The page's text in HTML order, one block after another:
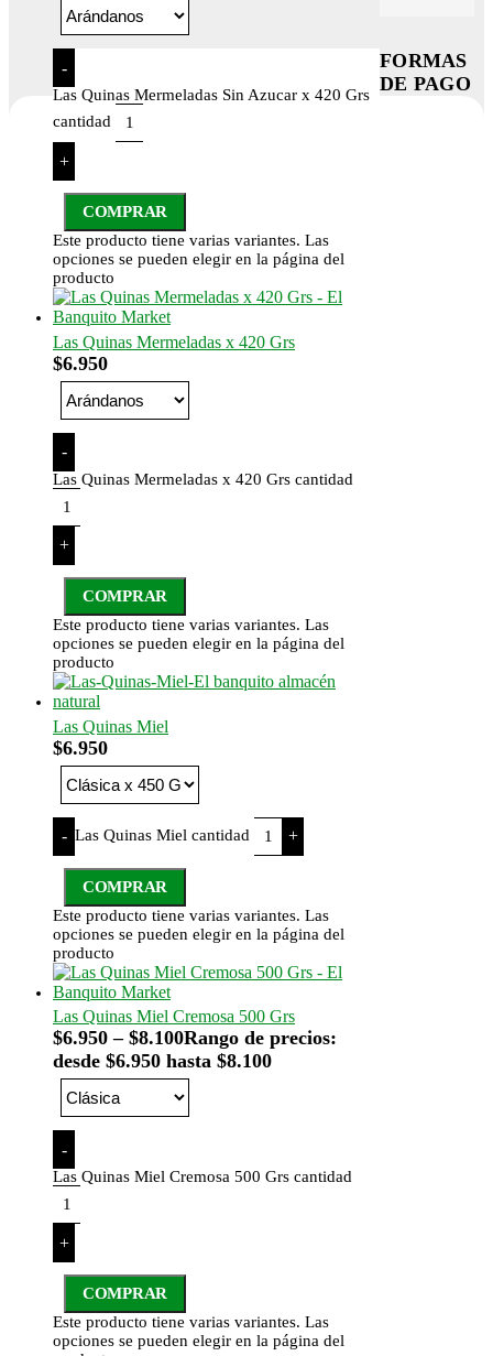
-
Las Quinas Mermeladas Sin Azucar x 420 Grs
cantidad
+
COMPRAR
Este producto tiene varias variantes. Las
opciones se pueden elegir en la página del
producto
Las Quinas Mermeladas x 420 Grs
$6.950
-
Las Quinas Mermeladas x 420 Grs cantidad
+
COMPRAR
Este producto tiene varias variantes. Las
opciones se pueden elegir en la página del
producto
Las Quinas Miel
$6.950
- Las Quinas Miel cantidad +
COMPRAR
Este producto tiene varias variantes. Las
opciones se pueden elegir en la página del
producto
Las Quinas Miel Cremosa 500 Grs
$6.950 – $8.100Rango de precios:
desde $6.950 hasta $8.100
-
Las Quinas Miel Cremosa 500 Grs cantidad
+
COMPRAR
Este producto tiene varias variantes. Las
opciones se pueden elegir en la página del
FORMAS
DE PAGO